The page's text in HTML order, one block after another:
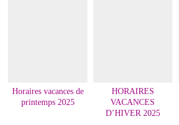
Horaires vacances de
printemps 2025
HORAIRES
VACANCES
D’HIVER 2025